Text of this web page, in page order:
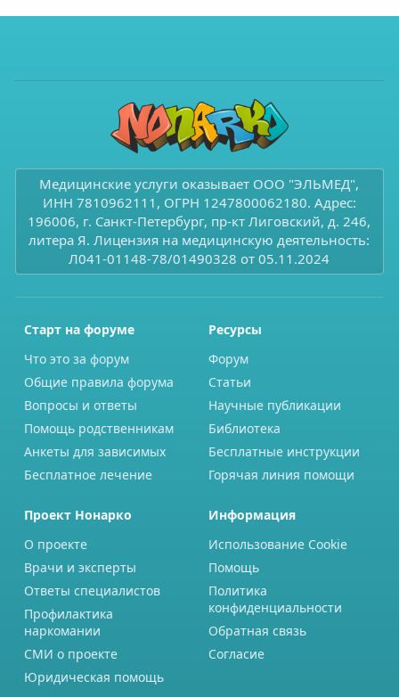
Медицинские услуги оказывает ООО "ЭЛЬМЕД",
ИНН 7810962111, ОГРН 1247800062180. Адрес:
196006, г. Санкт-Петербург, пр-кт Лиговский, д. 246,
литера Я. Лицензия на медицинскую деятельность:
Л041-01148-78/01490328 от 05.11.2024
Старт на форуме
Что это за форум
Общие правила форума
Вопросы и ответы
Помощь родственникам
Анкеты для зависимых
Бесплатное лечение
Ресурсы
Форум
Статьи
Научные публикации
Библиотека
Бесплатные инструкции
Горячая линия помощи
Проект Нонарко
О проекте
Врачи и эксперты
Ответы специалистов
Профилактика
наркомании
СМИ о проекте
Юридическая помощь
Информация
Использование Cookie
Помощь
Политика
конфиденциальности
Обратная связь
Согласие